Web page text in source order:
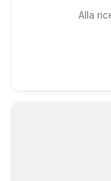
Alla